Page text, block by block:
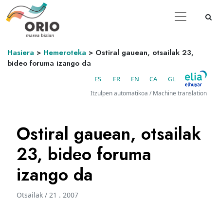
Hasiera > Hemeroteka > Ostiral gauean, otsailak 23,
bideo foruma izango da
ES FR EN CA GL
Itzulpen automatikoa / Machine translation
Ostiral gauean, otsailak
23, bideo foruma
izango da
Otsailak / 21 . 2007